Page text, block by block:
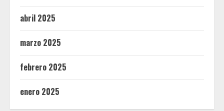
abril 2025
marzo 2025
febrero 2025
enero 2025